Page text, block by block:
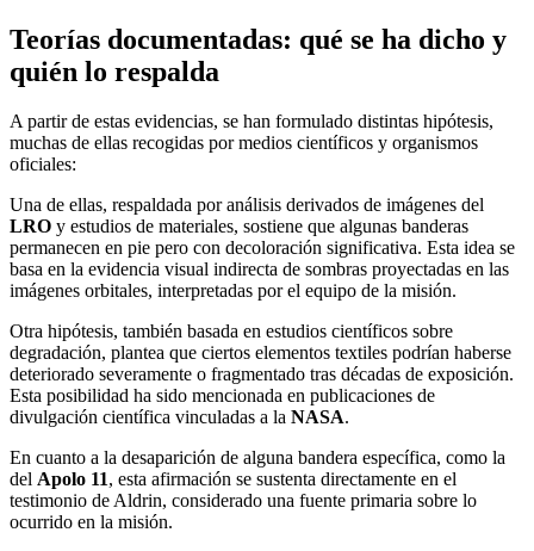
Teorías documentadas: qué se ha dicho y
quién lo respalda
A partir de estas evidencias, se han formulado distintas hipótesis,
muchas de ellas recogidas por medios científicos y organismos
oficiales:
Una de ellas, respaldada por análisis derivados de imágenes del
LRO y estudios de materiales, sostiene que algunas banderas
permanecen en pie pero con decoloración significativa. Esta idea se
basa en la evidencia visual indirecta de sombras proyectadas en las
imágenes orbitales, interpretadas por el equipo de la misión.
Otra hipótesis, también basada en estudios científicos sobre
degradación, plantea que ciertos elementos textiles podrían haberse
deteriorado severamente o fragmentado tras décadas de exposición.
Esta posibilidad ha sido mencionada en publicaciones de
divulgación científica vinculadas a la NASA.
En cuanto a la desaparición de alguna bandera específica, como la
del Apolo 11, esta afirmación se sustenta directamente en el
testimonio de Aldrin, considerado una fuente primaria sobre lo
ocurrido en la misión.